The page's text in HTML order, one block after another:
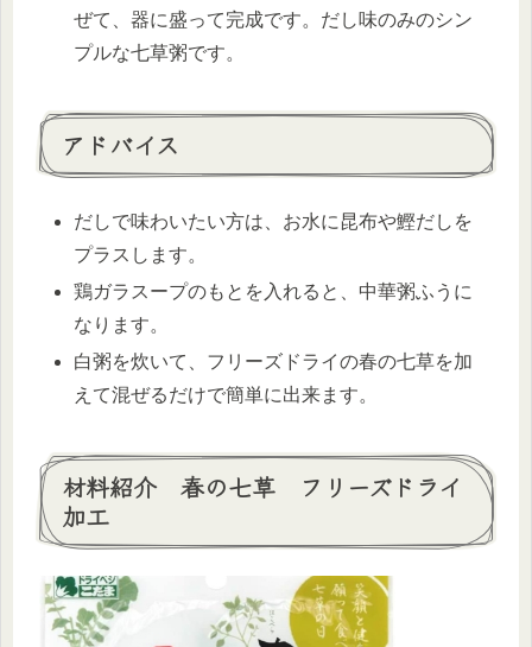
ぜて、器に盛って完成です。だし味のみのシン
プルな七草粥です。
アドバイス
だしで味わいたい方は、お水に昆布や鰹だしを
プラスします。
鶏ガラスープのもとを入れると、中華粥ふうに
なります。
白粥を炊いて、フリーズドライの春の七草を加
えて混ぜるだけで簡単に出来ます。
材料紹介 春の七草 フリーズドライ
加工